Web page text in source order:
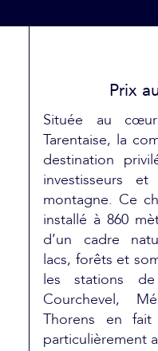
Prix
Située au
Tarentaise, la
destination
investisseurs
montagne. Ce
installé à 860
d’un cadre
lacs, forêts et
les stations
Courchevel,
Thorens en
particulièrement